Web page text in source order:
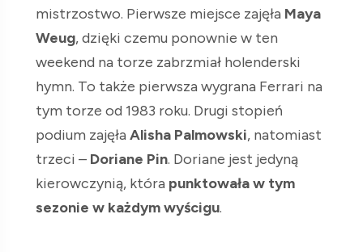
mistrzostwo. Pierwsze miejsce zajęła Maya
Weug, dzięki czemu ponownie w ten
weekend na torze zabrzmiał holenderski
hymn. To także pierwsza wygrana Ferrari na
tym torze od 1983 roku. Drugi stopień
podium zajęła Alisha Palmowski, natomiast
trzeci – Doriane Pin. Doriane jest jedyną
kierowczynią, która punktowała w tym
sezonie w każdym wyścigu.